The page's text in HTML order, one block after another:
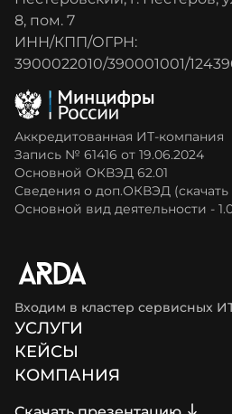
8, пом. 7
ИНН/КПП/ОГРН:
3900022010/390001001/
Аккредитованная ИТ-компания
Запись № 61416 от 19.06.2024
Основной ОКВЭД 62.01
Сведения о доп.ОКВЭД (скачать
Основной вид деятельности -
Входим в кластер сервисных
УСЛУГИ
Разработка веб-приложений
Разработка блокчейн-
Мобильная разработка
КЕЙСЫ
Игры
Электронная коммерция
КОМПАНИЯ
О нас